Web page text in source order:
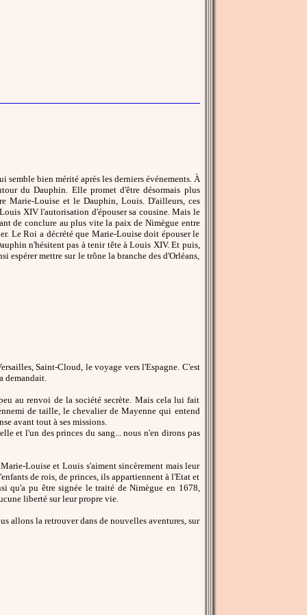
semble bien mérité après les derniers événements. À
du Dauphin. Elle promet d'être désormais plus
Marie-Louise et le Dauphin, Louis. D'ailleurs, ces
XIV l'autorisation d'épouser sa cousine. Mais le
de conclure au plus vite la paix de Nimègue entre
Le Roi a décrété que Marie-Louise doit épouser le
n'hésitent pas à tenir tête à Louis XIV. Et puis,
espérer mettre sur le trône la branche des d'Orléans,
Saint-Cloud, le voyage vers l'Espagne. C'est
demandait.
au renvoi de la société secrète. Mais cela lui fait
de taille, le chevalier de Mayenne qui entend
avant tout à ses missions.
et l'un des princes du sang... nous n'en dirons pas
Louise et Louis s'aiment sincèrement mais leur
de rois, de princes, ils appartiennent à l'Etat et
qu'a pu être signée le traité de Nimègue en 1678,
liberté sur leur propre vie.
allons la retrouver dans de nouvelles aventures, sur